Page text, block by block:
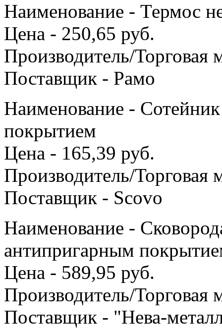
Наименование - Термос
Цена - 250,65 руб.
Производитель/Торговая
Поставщик - Рамо
Наименование -
покрытием
Цена - 165,39 руб.
Производитель/Торговая
Поставщик - Scovo
Наименование -
антипригарным
Цена - 589,95 руб.
Производитель/Торговая
Поставщик - "Нева-